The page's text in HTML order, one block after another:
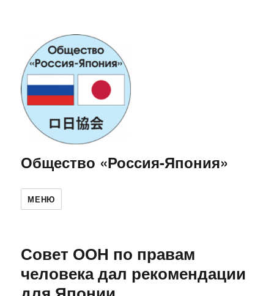
Общество «Россия-Япония»
МЕНЮ
Совет ООН по правам
человека дал рекомендации